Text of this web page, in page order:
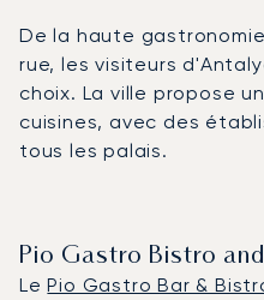
De la haute
rue, les visiteurs
choix. La ville propose
cuisines, avec des
tous les palais.
Pio Gastro Bistro
LePio Gastro Bar &